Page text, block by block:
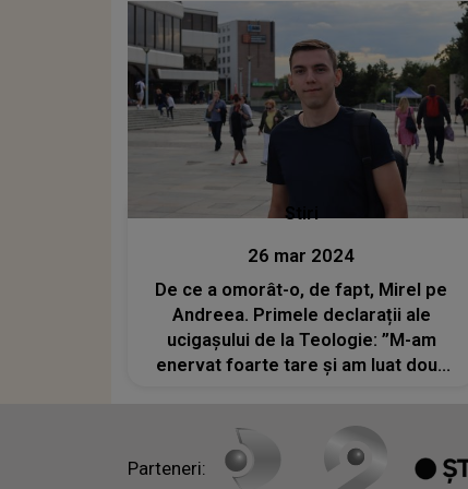
Stiri
26 mar 2024
De ce a omorât-o, de fapt, Mirel pe
Andreea. Primele declarații ale
ucigașului de la Teologie: ”M-am
enervat foarte tare şi am luat două
Parteneri: